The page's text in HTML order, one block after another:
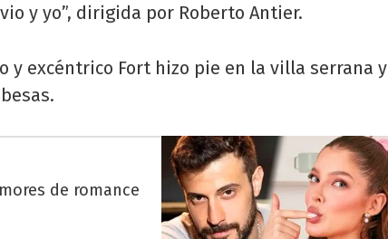
y yo”, dirigida por Roberto Antier.
y excéntrico Fort hizo pie en la villa serrana y
de romance